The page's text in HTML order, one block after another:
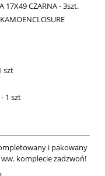
17X49 CZARNA - 3szt.
szt
1 szt
i pakowany
komplecie zadzwoń!